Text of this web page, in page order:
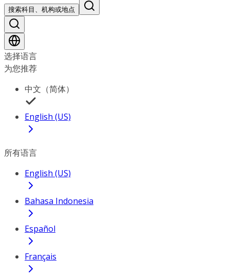
搜索科目、机构或地点
选择语言
为您推荐
中文（简体）
English (US)
所有语言
English (US)
Bahasa Indonesia
Español
Français